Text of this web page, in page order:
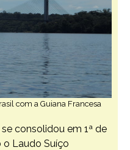
com a Guiana Francesa
consolidou em 1ª de
o Laudo Suíço